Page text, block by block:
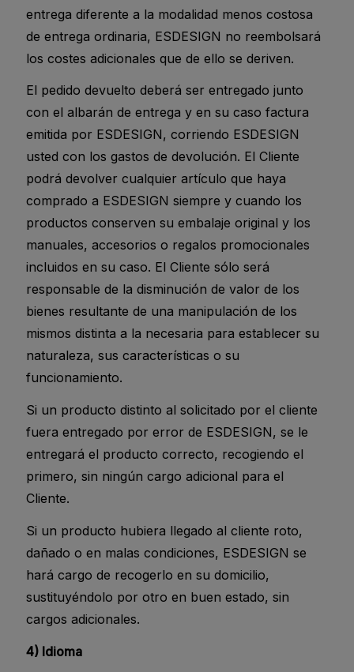
entrega diferente a la modalidad menos costosa
de entrega ordinaria, ESDESIGN no reembolsará
los costes adicionales que de ello se deriven.
El pedido devuelto deberá ser entregado junto
con el albarán de entrega y en su caso factura
emitida por ESDESIGN, corriendo ESDESIGN
usted con los gastos de devolución. El Cliente
podrá devolver cualquier artículo que haya
comprado a ESDESIGN siempre y cuando los
productos conserven su embalaje original y los
manuales, accesorios o regalos promocionales
incluidos en su caso. El Cliente sólo será
responsable de la disminución de valor de los
bienes resultante de una manipulación de los
mismos distinta a la necesaria para establecer su
naturaleza, sus características o su
funcionamiento.
Si un producto distinto al solicitado por el cliente
fuera entregado por error de ESDESIGN, se le
entregará el producto correcto, recogiendo el
primero, sin ningún cargo adicional para el
Cliente.
Si un producto hubiera llegado al cliente roto,
dañado o en malas condiciones, ESDESIGN se
hará cargo de recogerlo en su domicilio,
sustituyéndolo por otro en buen estado, sin
cargos adicionales.
4) Idioma